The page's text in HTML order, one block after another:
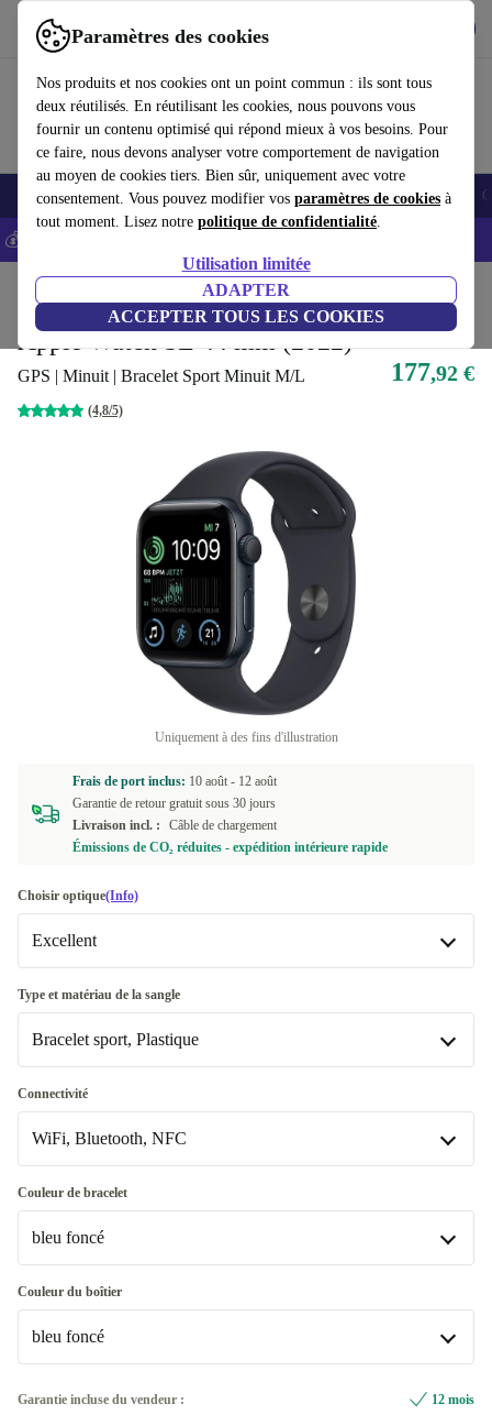
Paramètres des cookies
Nos produits et nos cookies ont un point commun : ils sont tous
deux réutilisés. En réutilisant les cookies, nous pouvons vous
fournir un contenu optimisé qui répond mieux à vos besoins. Pour
ce faire, nous devons analyser votre comportement de navigation
au moyen de cookies tiers. Bien sûr, uniquement avec votre
consentement. Vous pouvez modifier vos paramètres de cookies à
tout moment. Lisez notre politique de confidentialité.
Utilisation limitée
ADAPTER
ACCEPTER TOUS LES COOKIES
Utilisez refurbed rapidement et facilement
Smartphones Laptops Tablettes Montres connectées Accessoires
💰-5% EXTRA sur les iPhones – Code: IPHONEDEAL -
Montres connectées Montres connectées Apple
Apple Watch SE 44 mm (2022)
GPS | Minuit | Bracelet Sport Minuit M/L
(4,8/5)
177,92 €
Uniquement à des fins d'illustration
Frais de port inclus: 10 août - 12 août
Garantie de retour gratuit sous 30 jours
Livraison incl. :
Câble de chargement
Émissions de CO₂ réduites - expédition intérieure rapide
Choisir optique(Info)
Excellent
Excellent
Premium +6,08 €
Type et matériau de la sangle
Bracelet sport, Plastique
2 x Bracelet sport, Plastique
Bracelet sport, Plastique
Connectivité
WiFi, Bluetooth, NFC
WiFi, Bluetooth, NFC
WiFi, Bluetooth, NFC, Données mobiles (4G) +38,14 €
Couleur de bracelet
bleu foncé
bleu foncé
Disponible dans d'autres variantes
beige
Couleur du boîtier
bleu foncé
Garantie incluse du vendeur : 12 mois